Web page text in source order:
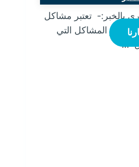
بالخبر:- تعتبر مشاكل
أكثر المشاكل التي
”…